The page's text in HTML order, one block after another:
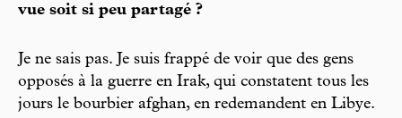
vue soit si peu partagé ?
Je ne sais pas. Je suis frappé de voir que des gens
opposés à la guerre en Irak, qui constatent tous les
jours le bourbier afghan, en redemandent en Libye.